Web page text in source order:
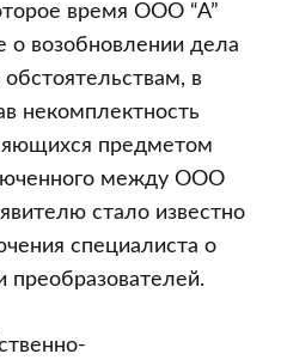
время ООО “А”
о возобновлении дела
в
некомплектность
предметом
между ООО
стало известно
специалиста о
преобразователей.